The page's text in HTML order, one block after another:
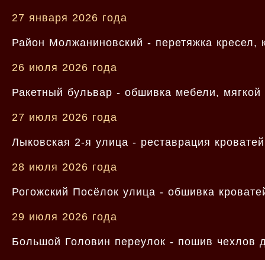
27 января 2026 года
Район Молжаниновский - перетяжка
26 июля 2026 года
Ракетный бульвар - обшивка мебели,
27 июля 2026 года
Лыковская 2-я улица - реставрация
28 июля 2026 года
Рогожский Посёлок улица - обшивка
29 июля 2026 года
Большой Головин переулок - пошив чехлов